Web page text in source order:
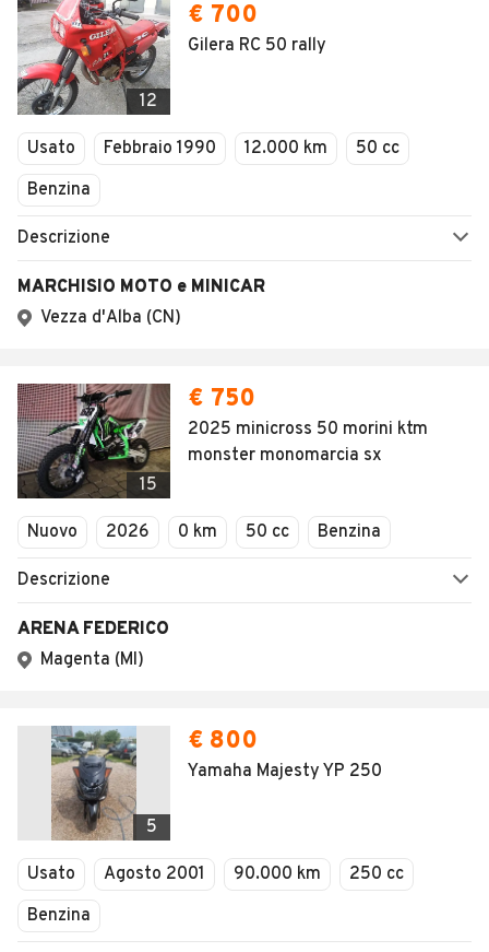
12
€ 700
Gilera RC 50 rally
Usato Febbraio 1990 12.000 km
50 cc
Benzina
Descrizione
MARCHISIO MOTO e MINICAR
Vezza d'Alba (CN)
15
€ 750
2025 minicross 50 morini ktm
monster monomarcia sx
Nuovo 2026 0 km 50 cc Benzina
Descrizione
ARENA FEDERICO
Magenta (MI)
5
€ 800
Yamaha Majesty YP 250
Usato Agosto 2001 90.000 km
250 cc
Benzina